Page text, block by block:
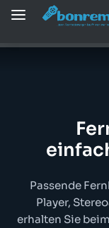
Passende
Player,
erhalten Sie